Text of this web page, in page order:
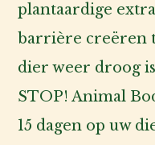
plantaardige
barrière creëren
dier weer droog
STOP! Animal
15 dagen op uw